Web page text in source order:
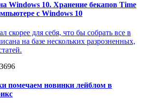
Windows 10. Хранение бекапов Time
с Windows 10
скорее для себя, что бы собрать все в
на базе нескольких разрозненных,
помечаем новинки лейблом в